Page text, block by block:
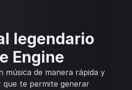
legendario
Engine
música de manera rápida y
te permite generar